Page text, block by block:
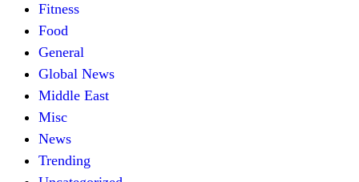
Fitness
Food
General
Global News
Middle East
Misc
News
Trending